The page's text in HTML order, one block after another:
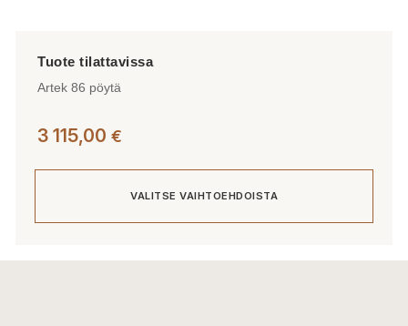
Artek 86 pöytä
3 115,00 €
VALITSE VAIHTOEHDOISTA